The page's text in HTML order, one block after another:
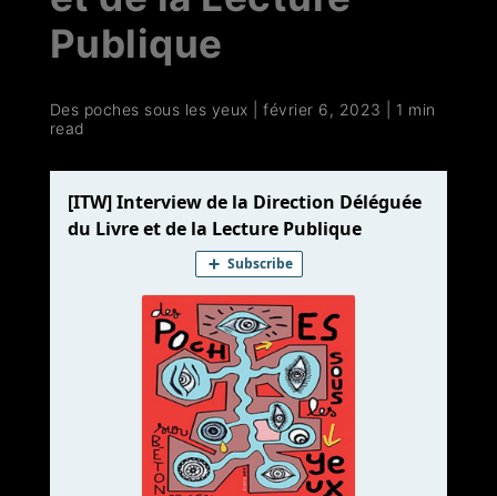
Publique
Des poches sous les yeux |février 6, 2023
1 min
read